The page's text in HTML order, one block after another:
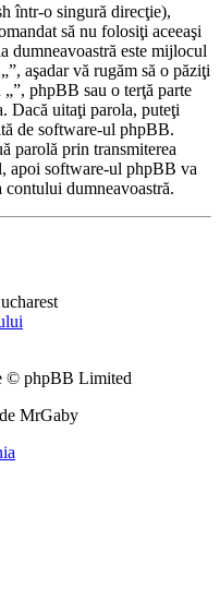
într-o singură direcţie),
să nu folosiţi aceeaşi
dumneavoastră este mijlocul
aşadar vă rugăm să o păziţi
phpBB sau o terţă parte
Dacă uitaţi parola, puteţi
de software-ul phpBB.
parolă prin transmiterea
apoi software-ul phpBB va
contului dumneavoastră.
© phpBB Limited
MrGaby